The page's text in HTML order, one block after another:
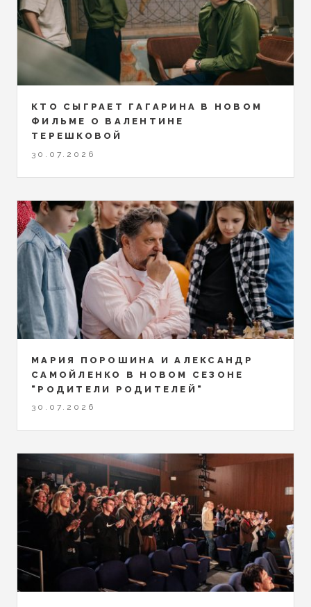
КТО СЫГРАЕТ ГАГАРИНА В НОВОМ
ФИЛЬМЕ О ВАЛЕНТИНЕ
ТЕРЕШКОВОЙ
30.07.2026
МАРИЯ ПОРОШИНА И АЛЕКСАНДР
САМОЙЛЕНКО В НОВОМ СЕЗОНЕ
"РОДИТЕЛИ РОДИТЕЛЕЙ"
30.07.2026